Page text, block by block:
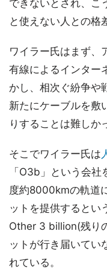
できないとされ、こ
と使えない人との格
ワイラー氏はまず、
有線によるインター
かし、相次ぐ紛争や
新たにケーブルを敷
りすることは難しか
そこでワイラー氏は
「O3b」という会
度約8000kmの軌道
ットを提供するとい
Other 3 billion(残り
ットが行き届いてい
れている。